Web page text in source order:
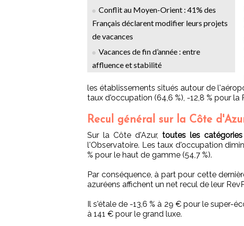
Conflit au Moyen-Orient : 41% des
Français déclarent modifier leurs projets
de vacances
Vacances de fin d’année : entre
affluence et stabilité
les établissements situés autour de
taux d'occupation (64,6 %), -12,8 % pour la
Recul général sur la Côte
Sur la Côte d'Azur,toutes les
l'Observatoire. Les taux d'occupation
% pour le haut de gamme (54,7 %).
Par conséquence, à part pour cette
azuréens affichent un net recul de leur
Il s'étale de -13,6 % à 29 € pour le super-
à 141 € pour le grand luxe.